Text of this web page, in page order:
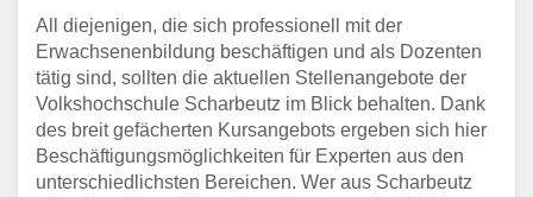
All diejenigen, die sich professionell mit der
Erwachsenenbildung beschäftigen und als Dozenten
tätig sind, sollten die aktuellen Stellenangebote der
Volkshochschule Scharbeutz im Blick behalten. Dank
des breit gefächerten Kursangebots ergeben sich hier
Beschäftigungsmöglichkeiten für Experten aus den
unterschiedlichsten Bereichen. Wer aus Scharbeutz